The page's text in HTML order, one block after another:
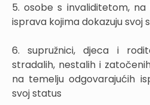
5. osobe s invaliditetom,
isprava kojima dokazuju svoj
6. supružnici, djeca i
stradalih, nestalih i
na temelju odgovarajućih
svoj status